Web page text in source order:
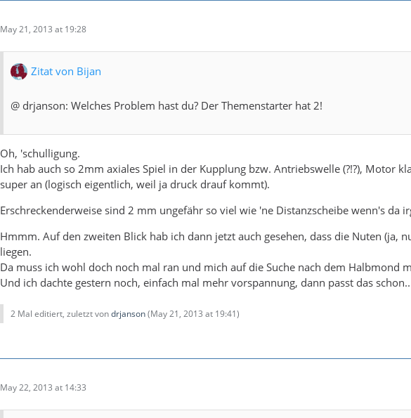
May 21, 2013 at 19:28
Zitat von Bijan
@ drjanson: Welches Problem hast du? Der Themenstarter hat 2!
Oh, 'schulligung.
Ich hab auch so 2mm axiales Spiel in der Kupplung bzw. Antriebswelle (?!?), Motor
super an (logisch eigentlich, weil ja druck drauf kommt).
Erschreckenderweise sind 2 mm ungefähr so viel wie 'ne Distanzscheibe wenn's da
Hmmm. Auf den zweiten Blick hab ich dann jetzt auch gesehen, dass die Nuten (ja,
liegen.
Da muss ich wohl doch noch mal ran und mich auf die Suche nach dem Halbmond
Und ich dachte gestern noch, einfach mal mehr vorspannung, dann passt das
2 Mal editiert, zuletzt vondrjanson(May 21, 2013 at 19:41)
May 22, 2013 at 14:33